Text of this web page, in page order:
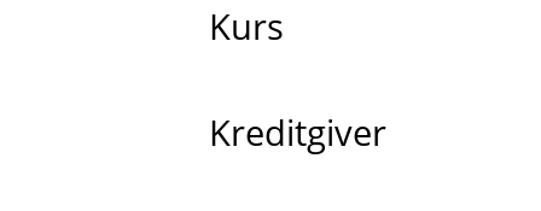
Kurs
Kreditgiver